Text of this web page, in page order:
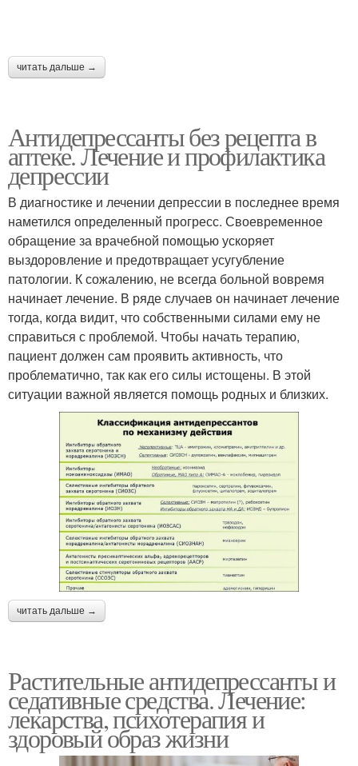
читать дальше →
Антидепрессанты без рецепта в
аптеке. Лечение и профилактика
депрессии
В диагностике и лечении депрессии в последнее время
наметился определенный прогресс. Своевременное
обращение за врачебной помощью ускоряет
выздоровление и предотвращает усугубление
патологии. К сожалению, не всегда больной вовремя
начинает лечение. В ряде случаев он начинает лечение
тогда, когда видит, что собственными силами ему не
справиться с проблемой. Чтобы начать терапию,
пациент должен сам проявить активность, что
проблематично, так как его силы истощены. В этой
ситуации важной является помощь родных и близких.
читать дальше →
Растительные антидепрессанты и
седативные средства. Лечение:
лекарства, психотерапия и
здоровый образ жизни